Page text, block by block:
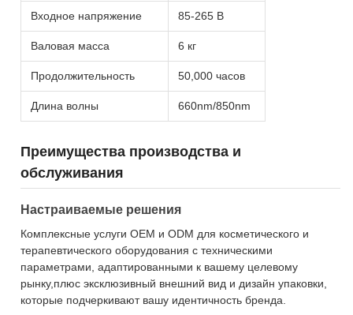
Входное напряжение 85-265 В
Валовая масса 6 кг
Продолжительность 50,000 часов
Длина волны 660nm/850nm
Преимущества производства и
обслуживания
Настраиваемые решения
Комплексные услуги OEM и ODM для косметического и
терапевтического оборудования с техническими
параметрами, адаптированными к вашему целевому
рынку,плюс эксклюзивный внешний вид и дизайн упаковки,
которые подчеркивают вашу идентичность бренда.